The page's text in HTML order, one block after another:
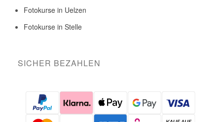
Fotokurse in Uelzen
Fotokurse in Stelle
SICHER BEZAHLEN